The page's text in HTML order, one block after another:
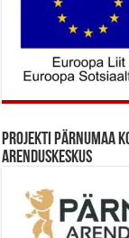
Projekti Pärnumaa
Arenduskeskus